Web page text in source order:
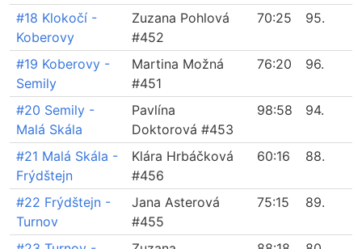
#18 Klokočí -
Koberovy
Zuzana Pohlová
#452
70:25 95.
#19 Koberovy -
Semily
Martina Možná
#451
76:20 96.
#20 Semily -
Malá Skála
Pavlína
Doktorová #453
98:58 94.
#21 Malá Skála -
Frýdštejn
Klára Hrbáčková
#456
60:16 88.
#22 Frýdštejn -
Turnov
Jana Asterová
#455
75:15 89.